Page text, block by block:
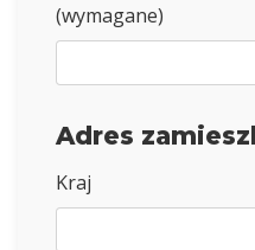
(wymagane)
Adres
Kraj